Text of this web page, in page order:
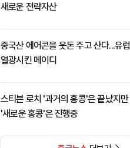
새로운 전략자산
중국산 에어콘을 웃돈 주고 산다...유럽
열광시킨 메이디
스티븐 로치 '과거의 홍콩'은 끝났지만
'새로운 홍콩'은 진행중